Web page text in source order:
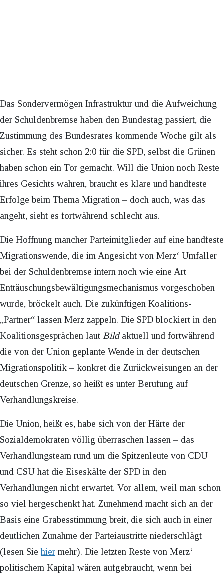
Das Sondervermögen Infrastruktur und die Aufweichung
der Schuldenbremse haben den Bundestag passiert, die
Zustimmung des Bundesrates kommende Woche gilt als
sicher. Es steht schon 2:0 für die SPD, selbst die Grünen
haben schon ein Tor gemacht. Will die Union noch Reste
ihres Gesichts wahren, braucht es klare und handfeste
Erfolge beim Thema Migration – doch auch, was das
angeht, sieht es fortwährend schlecht aus.
Die Hoffnung mancher Parteimitglieder auf eine handfeste
Migrationswende, die im Angesicht von Merz‘ Umfaller
bei der Schuldenbremse intern noch wie eine Art
Enttäuschungsbewältigungsmechanismus vorgeschoben
wurde, bröckelt auch. Die zukünftigen Koalitions-
„Partner“ lassen Merz zappeln. Die SPD blockiert in den
Koalitionsgesprächen laut Bildaktuell und fortwährend
die von der Union geplante Wende in der deutschen
Migrationspolitik – konkret die Zurückweisungen an der
deutschen Grenze, so heißt es unter Berufung auf
Verhandlungskreise.
Die Union, heißt es, habe sich von der Härte der
Sozialdemokraten völlig überraschen lassen – das
Verhandlungsteam rund um die Spitzenleute von CDU
und CSU hat die Eiseskälte der SPD in den
Verhandlungen nicht erwartet. Vor allem, weil man schon
so viel hergeschenkt hat. Zunehmend macht sich an der
Basis eine Grabesstimmung breit, die sich auch in einer
deutlichen Zunahme der Parteiaustritte niederschlägt
(lesen Siehier mehr). Die letzten Reste von Merz‘
politischem Kapital wären aufgebraucht, wenn bei